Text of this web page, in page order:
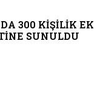
300 KİŞİLİK EK
SUNULDU